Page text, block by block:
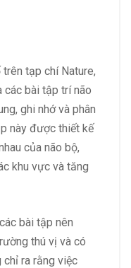
tạp chí Nature,
các bài tập trí não
ghi nhớ và phân
này được thiết kế
của não bộ,
khu vực và tăng
bài tập nên
thú vị và có
chỉ ra rằng việc